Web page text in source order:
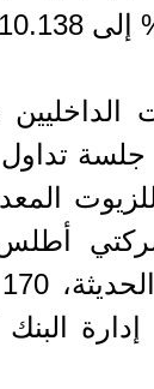
تداول
أطلس